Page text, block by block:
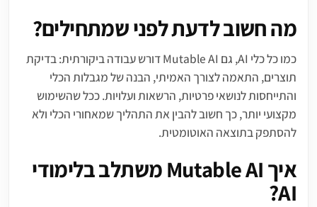
מה חשוב לדעת לפני שמתחילים?
כמו כל כלי AI, גם Mutable AI דורש עבודה ביקורתית: בדיקת
תוצרים, התאמה לצורך האמיתי, הבנה של מגבלות הכלי
והתייחסות לנושאי פרטיות, הרשאות ועלויות. ככל שהשימוש
מקצועי יותר, כך חשוב להבין את התהליך שמאחורי הכלי ולא
להסתפק בתוצאה האוטומטית.
איך Mutable AI משתלב בלימודי
AI?